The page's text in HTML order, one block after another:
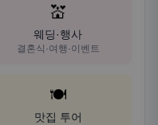
💒
웨딩·행사
결혼식·여행·이벤트
🍽️
맛집 투어